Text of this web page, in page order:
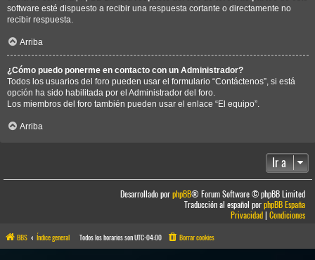
software esté dispuesto a recibir una respuesta cortante o directamente no
recibir respuesta.
Arriba
¿Cómo puedo ponerme en contacto con un Administrador?
Todos los usuarios del foro pueden usar el formulario “Contáctenos”, si está
opción ha sido habilitada por el Administrador del foro.
Los miembros del foro también pueden usar el enlace “El equipo”.
Arriba
Ir a
Desarrollado porphpBB® Forum Software © phpBB Limited
Traducción al español porphpBB España
Privacidad|Condiciones
BBS Índice general Todos los horarios sonUTC-04:00 Borrar cookies